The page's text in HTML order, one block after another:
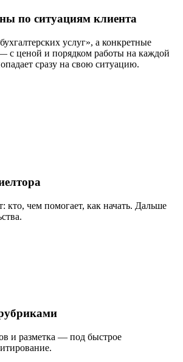
по ситуациям клиента
услуг», а конкретные
с ценой и порядком работы на каждой
сразу на свою ситуацию.
кто, чем помогает, как начать. Дальше
и разметка — под быстрое